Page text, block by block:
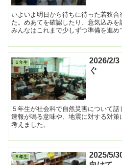
いよいよ明日から待ちに待った若狭
た。めあてを確認したり、意気込み
みんなはこれまで少しずつ準備を進
き...
５年生
2026/2/
ぐ
５年生が社会科で自然災害について
速報が鳴る意味や、地震に対する対
考えました。
５年生
2025/5/